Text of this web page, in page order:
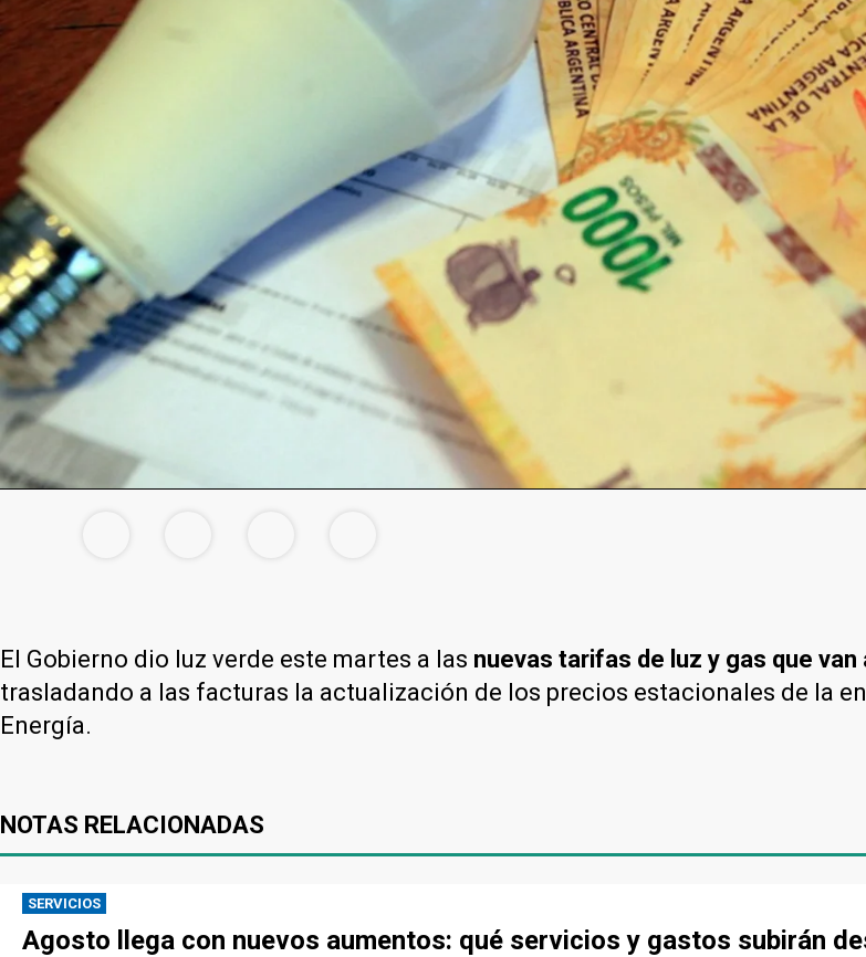
El Gobierno dio luz verde este martes a las nuevas tarifas de luz y gas que
trasladando a las facturas la actualización de los precios estacionales de la
Energía.
NOTAS RELACIONADAS
SERVICIOS
Agosto llega con nuevos aumentos: qué servicios y gastos subirán